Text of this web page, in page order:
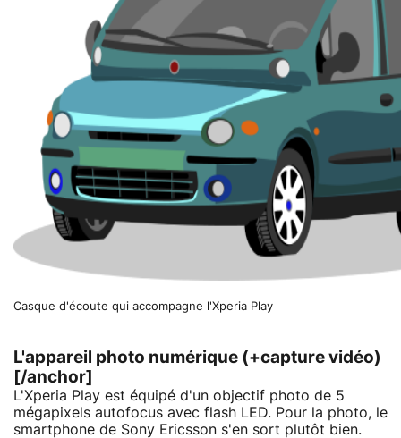
Casque d'écoute qui accompagne l'Xperia Play
L'appareil photo numérique (+capture vidéo)
[/anchor]
L'Xperia Play est équipé d'un objectif photo de 5
mégapixels autofocus avec flash LED. Pour la photo, le
smartphone de Sony Ericsson s'en sort plutôt bien.